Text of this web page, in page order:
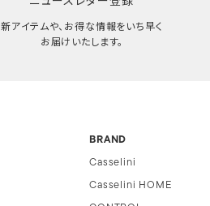
新アイテムや、お得な情報をいち早く
お届けいたします。
BRAND
Casselini
Casselini HOME